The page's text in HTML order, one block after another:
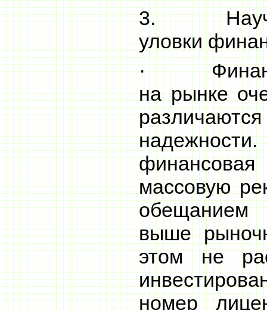
3.
уловки
·
на рынке
массовую
выше
этом не
номер